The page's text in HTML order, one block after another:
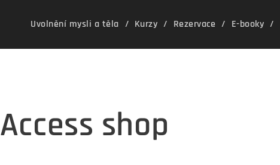
Uvolnění mysli a těla Kurzy Rezervace E-booky
Access shop